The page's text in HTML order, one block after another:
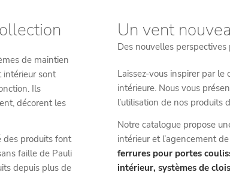
de maintien
intérieur sont
Ils
décorent les
des produits font
faille de Pauli
depuis plus de
Un vent
Des nouvelles perspectives
Laissez-vous inspirer par
intérieure. Nous vous
l’utilisation de nos produits
Notre catalogue propose
intérieur et l’agencement
ferrures pour portes
intérieur, systèmes de